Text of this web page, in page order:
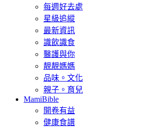
每週好去處
星級追縱
最新資訊
識飲識食
醫護與你
靚靚媽媽
品味。文化
親子。育兒
MamiBible
開卷有益
健康食譜